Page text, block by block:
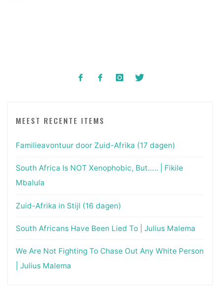
MEEST RECENTE ITEMS
Familieavontuur door Zuid-Afrika (17 dagen)
South Africa Is NOT Xenophobic, But….. | Fikile
Mbalula
Zuid-Afrika in Stijl (16 dagen)
South Africans Have Been Lied To | Julius Malema
We Are Not Fighting To Chase Out Any White Person
| Julius Malema